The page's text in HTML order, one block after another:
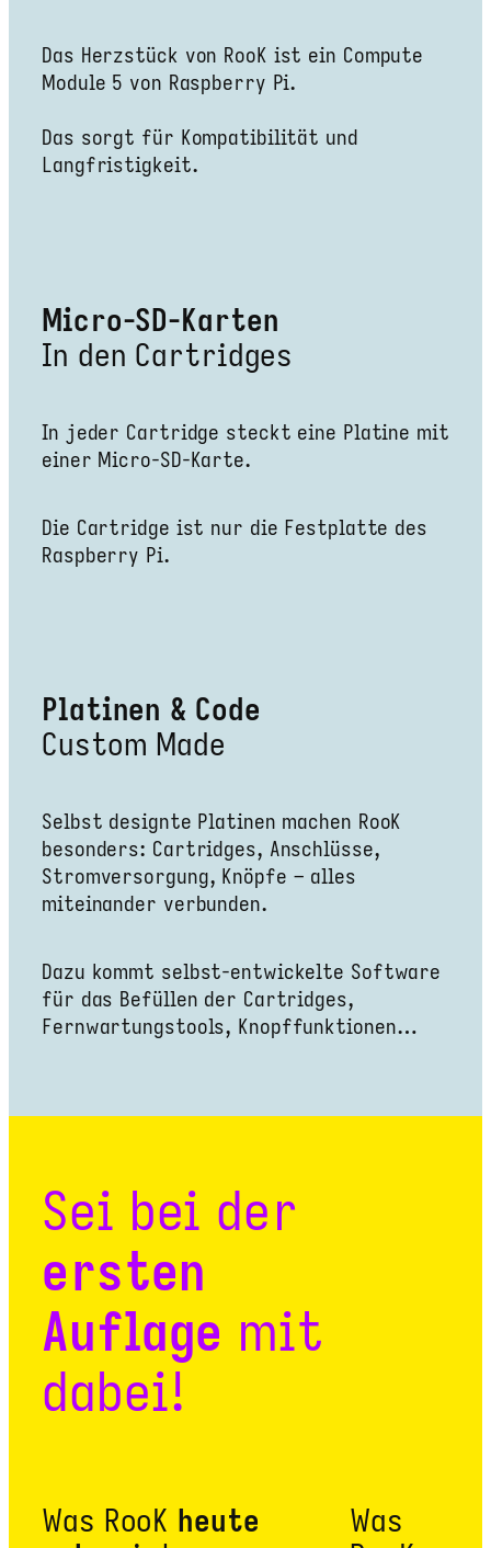
Das Herzstück von RooK ist ein Compute
Module 5 von Raspberry Pi.
Das sorgt für Kompatibilität und
Langfristigkeit.
Micro-SD-Karten
In den Cartridges
In jeder Cartridge steckt eine Platine mit
einer Micro-SD-Karte.
Die Cartridge ist nur die Festplatte des
Raspberry Pi.
Platinen & Code
Custom Made
Selbst designte Platinen machen RooK
besonders: Cartridges, Anschlüsse,
Stromversorgung, Knöpfe – alles
miteinander verbunden.
Dazu kommt selbst-entwickelte Software
für das Befüllen der Cartridges,
Fernwartungstools, Knopffunktionen…
Sei bei der
ersten
Auflage mit
dabei!
Was RooK heute
Was